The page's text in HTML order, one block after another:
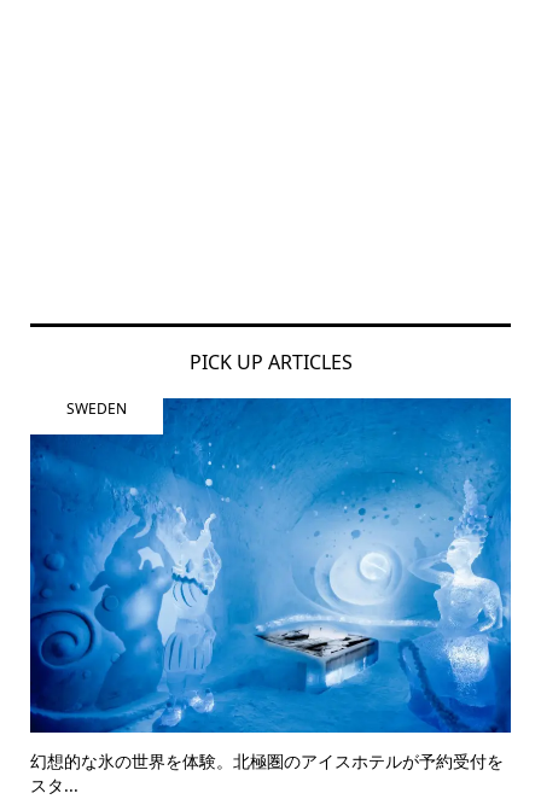
PICK UP ARTICLES
SWEDEN
幻想的な氷の世界を体験。北極圏のアイスホテルが予約受付を
スタ...